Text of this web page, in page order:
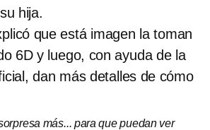
hija.
que está imagen la toman
6D y luego, con ayuda de la
dan más detalles de cómo
más... para que puedan ver